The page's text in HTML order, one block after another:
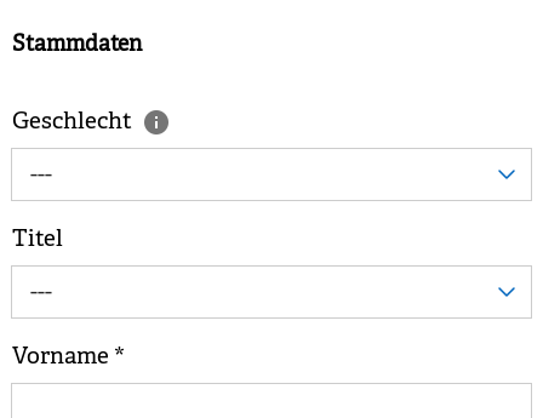
Stammdaten
Geschlecht
---
Titel
---
Vorname *